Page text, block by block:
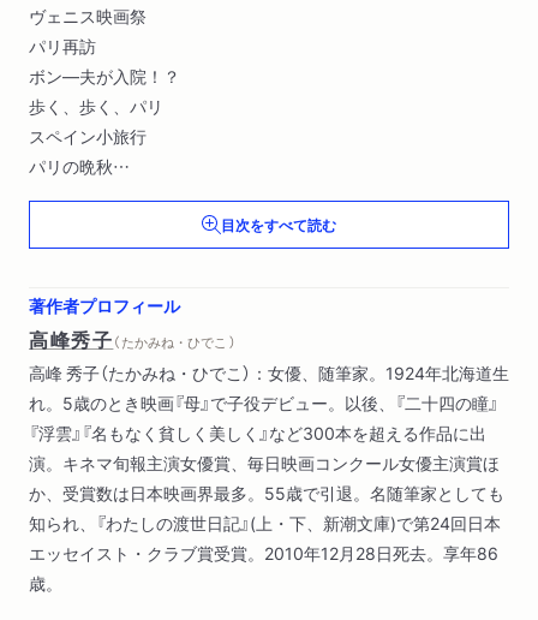
ヴェニス映画祭
パリ再訪
ボン―夫が入院！？
歩く、歩く、パリ
スペイン小旅行
パリの晩秋
ドイツで「無法松の一生」上映
雨にあけ雨にくれた南仏
シャルトル、レストラン「古い家」
名画座、土産、イヴ・モンタン
ひるねをしたけりゃ、イタリーに
マルセイユ―さらばヨーロッパ
船はスエズ運河を通り…
ボンベイ―にげ出したくなる様なむごさ
船は東南アジアをゆく
香港、そして神戸―旅の終わり
目次をすべて読む
著作者プロフィール
高峰秀子（ たかみね・ひでこ ）
高峰 秀子（たかみね・ひでこ）：女優、随筆家。1924年北海道生
れ。5歳のとき映画『母』で子役デビュー。以後、『二十四の瞳』
『浮雲』『名もなく貧しく美しく』など300本を超える作品に出
演。キネマ旬報主演女優賞、毎日映画コンクール女優主演賞ほ
か、受賞数は日本映画界最多。55歳で引退。名随筆家としても
知られ、『わたしの渡世日記』(上・下、新潮文庫)で第24回日本
エッセイスト・クラブ賞受賞。2010年12月28日死去。享年86
歳。